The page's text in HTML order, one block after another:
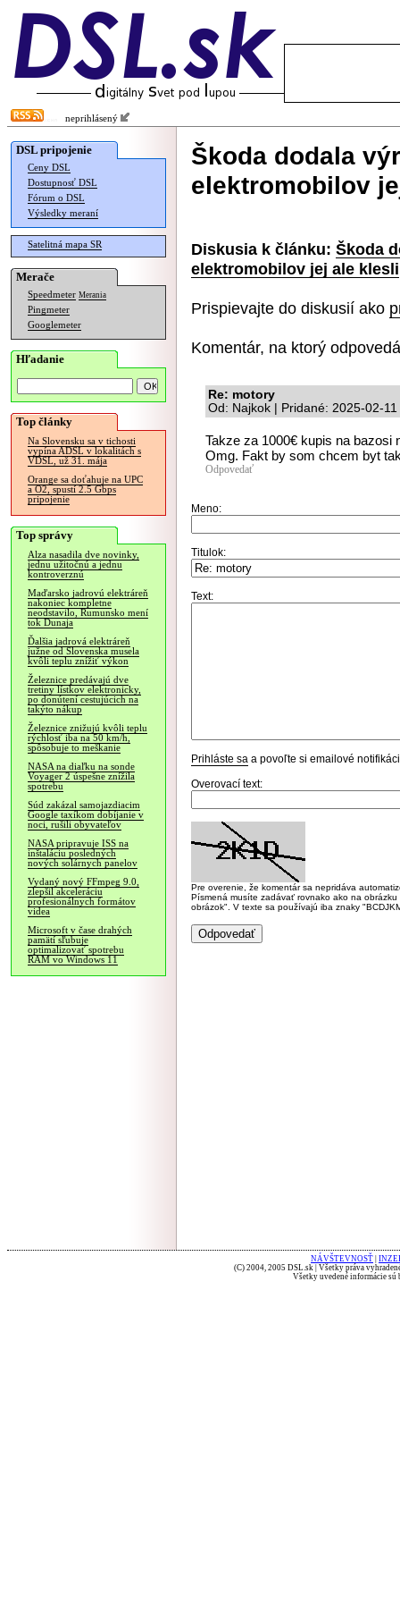
neprihlásený
DSL pripojenie
Ceny DSL
Dostupnosť DSL
Fórum o DSL
Výsledky meraní
Satelitná mapa SR
Merače
Speedmeter Merania
Pingmeter
Googlemeter
Hľadanie
Top články
Na Slovensku sa v tichosti
vypína ADSL v lokalitách s
VDSL, už 31. mája
Orange sa doťahuje na UPC
a O2, spustí 2.5 Gbps
pripojenie
Top správy
Alza nasadila dve novinky,
jednu užitočnú a jednu
kontroverznú
Maďarsko jadrovú elektráreň
nakoniec kompletne
neodstavilo, Rumunsko mení
tok Dunaja
Ďalšia jadrová elektráreň
južne od Slovenska musela
kvôli teplu znížiť výkon
Železnice predávajú dve
tretiny lístkov elektronicky,
po donútení cestujúcich na
takýto nákup
Železnice znižujú kvôli teplu
rýchlosť iba na 50 km/h,
spôsobuje to meškanie
NASA na diaľku na sonde
Voyager 2 úspešne znížila
spotrebu
Súd zakázal samojazdiacim
Google taxíkom dobíjanie v
noci, rušili obyvateľov
NASA pripravuje ISS na
inštaláciu posledných
nových solárnych panelov
Vydaný nový FFmpeg 9.0,
zlepšil akceleráciu
profesionálnych formátov
videa
Microsoft v čase drahých
pamätí sľubuje
optimalizovať spotrebu
RAM vo Windows 11
Škoda dodala
elektromobilov
Diskusia k článku: Škoda
elektromobilov jej ale klesli
Prispievajte do diskusií ako
Komentár, na ktorý
Re: motory
Od: Najkok | Pridané: 2025-02-
Takze za 1000€ kupis na bazosi
Omg. Fakt by som chcem byt
Odpovedať
Meno:
Titulok:
Text:
Prihláste sa a povoľte si emailové
Overovací text:
Pre overenie, že komentár sa nepridáva
Písmená musíte zadávať rovnako ako na
obrázok". V texte sa používajú iba znaky
NÁVŠTEVNOSŤ
(C) 2004, 2005 DSL.sk | Všetky práva
Všetky uvedené informácie sú